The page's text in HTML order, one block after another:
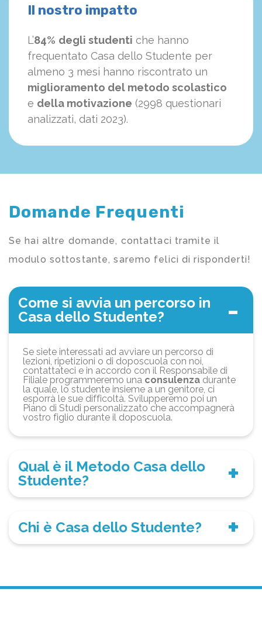
Il nostro impatto
L’84% degli studenti che hanno
frequentato Casa dello Studente per
almeno 3 mesi hanno riscontrato un
miglioramento del metodo scolastico
e della motivazione (2998 questionari
analizzati, dati 2023).
Domande Frequenti
Se hai altre domande, contattaci tramite il
modulo sottostante, saremo felici di risponderti!
Come si avvia un percorso in
Casa dello Studente?
Se siete interessati ad avviare un percorso di
lezioni, ripetizioni o di doposcuola con noi,
contattateci e in accordo con il Responsabile di
Filiale programmeremo una consulenza durante
la quale, lo studente insieme a un genitore, ci
esporrà le sue difficoltà. Svilupperemo poi un
Piano di Studi personalizzato che accompagnerà
vostro figlio durante il doposcuola.
Qual è il Metodo Casa dello
Studente?
Chi è Casa dello Studente?